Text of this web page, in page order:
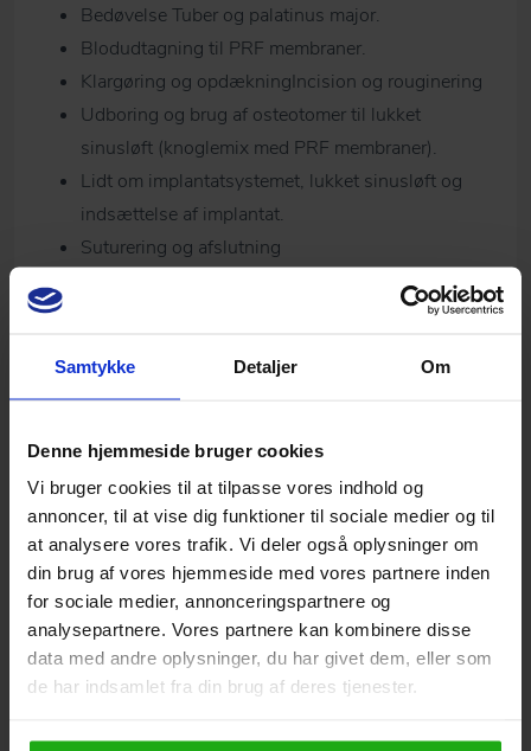
Samtykke Detaljer Om
Denne hjemmeside bruger cookies
Vi bruger cookies til at tilpasse vores indhold og
annoncer, til at vise dig funktioner til sociale medier og til
at analysere vores trafik. Vi deler også oplysninger om
din brug af vores hjemmeside med vores partnere inden
for sociale medier, annonceringspartnere og
analysepartnere. Vores partnere kan kombinere disse
data med andre oplysninger, du har givet dem, eller som
de har indsamlet fra din brug af deres tjenester.
Bedøvelse Tuber og palatinus major.
Blodudtagning til PRF membraner.
Klargøring og opdækningIncision og rouginering
Udboring og brug af osteotomer til lukket
sinusløft (knoglemix med PRF membraner).
Lidt om implantatsystemet, lukket sinusløft og
indsættelse af implantat.
Suturering og afslutning
Implantat/Lukket sinusløft +6
+6.
ca. en time
3.Blodprøvetagning A-PRF
Når der skal fremstilles fibrin membraner - Advances
platelet rich fibrin - skal der tages blod fra patienten i
første omgang. Der vises et eksempel på blodtagning